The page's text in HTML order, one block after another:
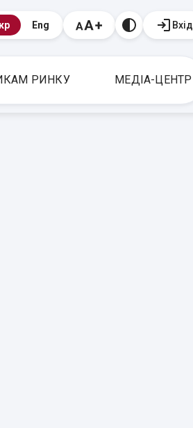
Eng Вхід
РИНКУ МЕДІА-ЦЕНТР